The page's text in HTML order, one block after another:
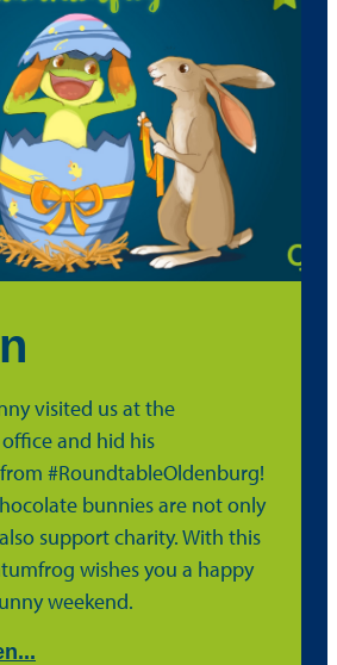
visited us at the
and hid his
#RoundtableOldenburg!
bunnies are not only
support charity. With this
wishes you a happy
weekend.